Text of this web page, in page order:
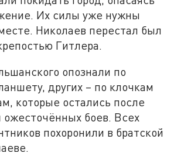
Их силы уже нужны
Николаев перестал был
Гитлера.
опознали по
других – по клочкам
которые остались после
боев. Всех
похоронили в братской